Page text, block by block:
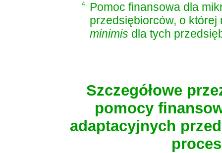
4. Pomoc finansowa dla
przedsiębiorców, o
minimis dla tych
Szczegółowe
pomocy
adaptacyjnych